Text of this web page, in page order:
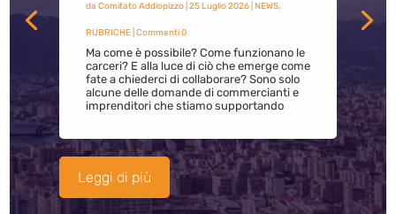
da Comitato Addiopizzo| 25 Luglio 2026| NEWS,
RUBRICHE| Commenti 0
Ma come è possibile? Come funzionano le
carceri? E alla luce di ciò che emerge come
fate a chiederci di collaborare? Sono solo
alcune delle domande di commercianti e
imprenditori che stiamo supportando
Leggi di più